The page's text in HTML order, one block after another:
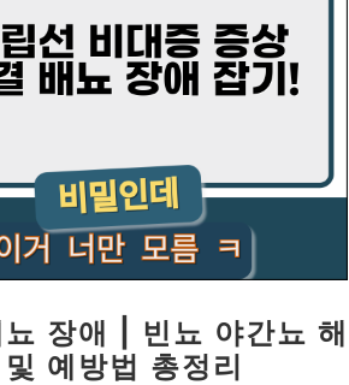
장애 | 빈뇨 야간뇨
및 예방법 총정리